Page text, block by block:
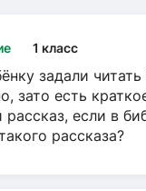
1 класс
задали
зато есть
если в
рассказа?